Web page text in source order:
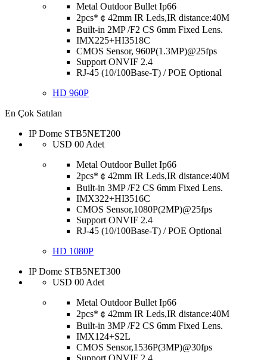
Metal Outdoor Bullet Ip66
2pcs*￠42mm IR Leds,IR distance:40M
Built-in 2MP /F2 CS 6mm Fixed Lens.
IMX225+HI3518C
CMOS Sensor, 960P(1.3MP)@25fps
Support ONVIF 2.4
RJ-45 (10/100Base-T) / POE Optional
HD 960P
En Çok Satılan
IP Dome STB5NET200
USD 00 Adet
Metal Outdoor Bullet Ip66
2pcs*￠42mm IR Leds,IR distance:40M
Built-in 3MP /F2 CS 6mm Fixed Lens.
IMX322+HI3516C
CMOS Sensor,1080P(2MP)@25fps
Support ONVIF 2.4
RJ-45 (10/100Base-T) / POE Optional
HD 1080P
IP Dome STB5NET300
USD 00 Adet
Metal Outdoor Bullet Ip66
2pcs*￠42mm IR Leds,IR distance:40M
Built-in 3MP /F2 CS 6mm Fixed Lens.
IMX124+S2L
CMOS Sensor,1536P(3MP)@30fps
Support ONVIF 2.4